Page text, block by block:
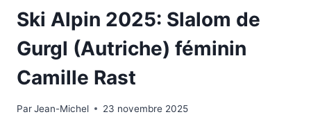
Ski Alpin 2025: Slalom de
Gurgl (Autriche) féminin
Camille Rast
ParJean-Michel
23 novembre 2025 23 novembre 2025